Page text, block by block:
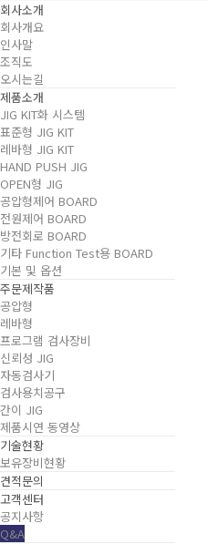
회사소개
회사개요
인사말
조직도
오시는길
제품소개
JIG KIT화 시스템
표준형 JIG KIT
레바형 JIG KIT
HAND PUSH JIG
OPEN형 JIG
공압형제어 BOARD
전원제어 BOARD
방전회로 BOARD
기타 Function Test용 BOARD
기본 및 옵션
주문제작품
공압형
레바형
프로그램 검사장비
신뢰성 JIG
자동검사기
검사용치공구
간이 JIG
제품시연 동영상
기술현황
보유장비현황
견적문의
고객센터
공지사항
Q&A